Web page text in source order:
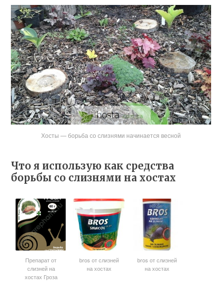
Хосты — борьба со слизнями начинается весной
Что я использую как средства
борьбы со слизнями на хостах
Препарат от
слизней на
хостах Гроза
bros от слизней
на хостах
bros от слизней
на хостах